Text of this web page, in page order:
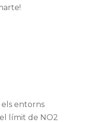
els entorns
límit de NO2